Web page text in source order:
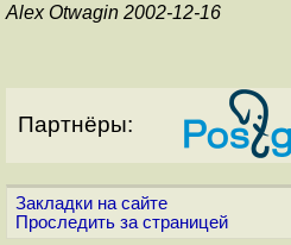
Alex Otwagin 2002-12-16
Партнёры:
Закладки на сайте
Проследить за страницей